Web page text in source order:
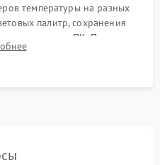
температуры на разных
палитр, сохранения
данных на ПК. Проверка
контроль качества.